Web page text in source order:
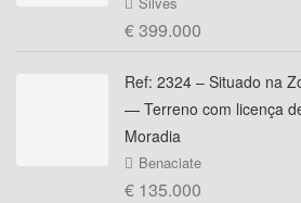
€ 399.000
Ref: 2324 – Situado na
— Terreno com licença
Moradia
Benaciate
€ 135.000